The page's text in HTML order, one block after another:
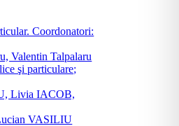
Coordonatori:
Valentin Talpalaru
şi particulare;
Livia IACOB,
VASILIU